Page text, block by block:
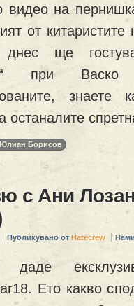
видео на
от
днес ще
при
останалите
Юлиан Борисов
с Ани
Публикувано от Hatecrew
Ето какво